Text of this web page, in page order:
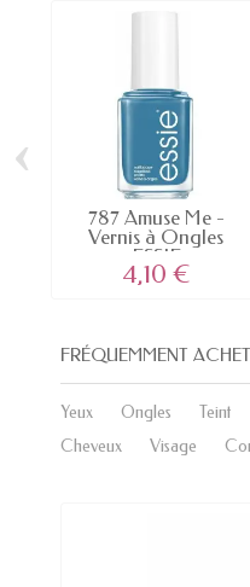
787 Amuse Me -
Vernis à Ongles
ESSIE
4,10 €
‹
FRÉQUEMMENT
Yeux Ongles Teint
Cheveux
Visage